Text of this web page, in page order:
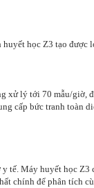
học Z3 tạo
xử lý tới 70 mẫu/
cấp bức tranh
tế. Máy huyết học
chính để phân tích